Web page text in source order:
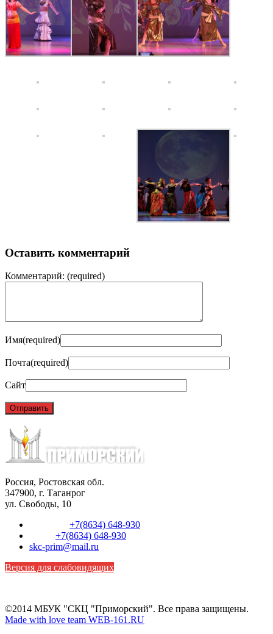
Оставить комментарий
Комментарий: (required)
Имя(required)
Почта(required)
Сайт
Россия, Ростовская обл.
347900, г. Таганрог
ул. Свободы, 10
+7(8634) 648-930
+7(8634) 648-930
skc-prim@mail.ru
Версия для слабовидящих
©2014 МБУК "СКЦ "Приморский". Все права защищены.
Made with love team WEB-161.RU